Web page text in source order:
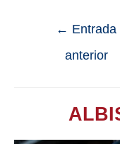
← Entrada
anterior